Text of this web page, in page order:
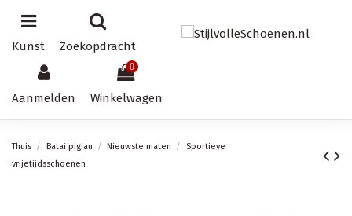
Kunst Zoekopdracht
Aanmelden
0
Winkelwagen
Thuis Batai pigiau Nieuwste maten
Sportieve
vrijetijdsschoenen